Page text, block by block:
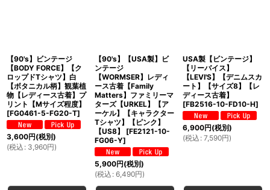
【90's】ビンテージ
【BODY FORCE】【ク
ロップドTシャツ】白
【ボタニカル柄】観葉植
物【レディース古着】プ
リント【Mサイズ程度】
[FG0461-5-FG20-T]
3,600円(税別)
(税込 : 3,960円)
【90's】【USA製】ビ
ンテージ
【WORMSER】レディ
ース古着【Family
Matters】ファミリーマ
ターズ【URKEL】【ア
ーケル】【キャラクター
Tシャツ】【ピンク】
【US8】
[FE2121-10-
FG06-Y]
5,900円(税別)
(税込 : 6,490円)
USA製【ビンテージ】
【リーバイス】
【LEVI'S】【デニムスカ
ート】【サイズ8】【レ
ディース古着】
[FB2516-10-FD10-H]
6,900円(税別)
(税込 : 7,590円)